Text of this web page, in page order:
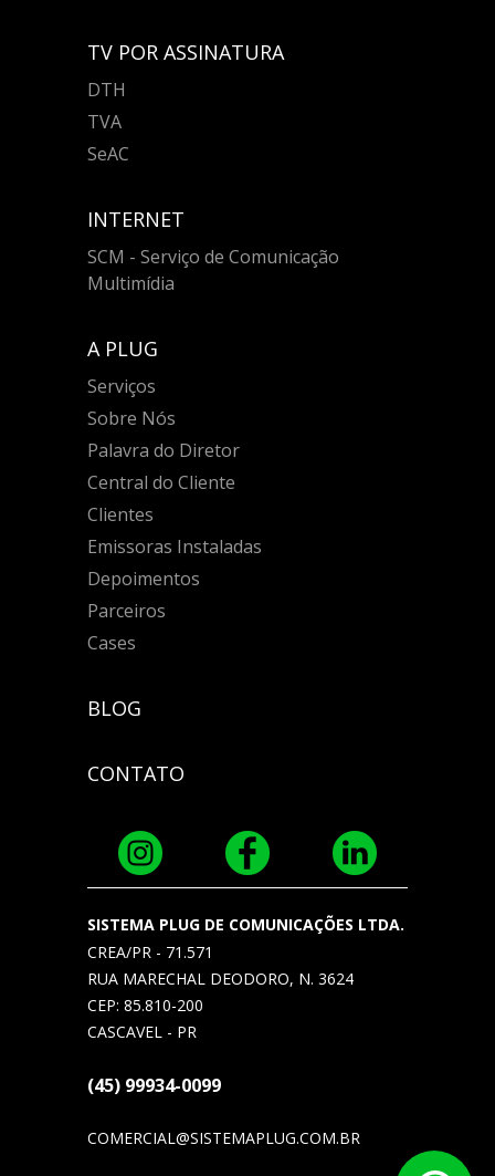
TV POR ASSINATURA
DTH
TVA
SeAC
INTERNET
SCM - Serviço de Comunicação
Multimídia
A PLUG
Serviços
Sobre Nós
Palavra do Diretor
Central do Cliente
Clientes
Emissoras Instaladas
Depoimentos
Parceiros
Cases
BLOG
CONTATO
SISTEMA PLUG DE COMUNICAÇÕES LTDA.
CREA/PR - 71.571
RUA MARECHAL DEODORO, N. 3624
CEP: 85.810-200
CASCAVEL - PR
(45) 99934-0099
COMERCIAL@SISTEMAPLUG.COM.BR